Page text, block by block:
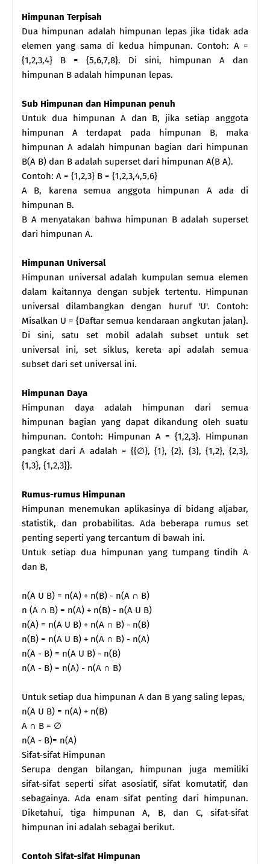
Himpunan Terpisah
Dua himpunan adalah himpunan lepas jika tidak ada
elemen yang sama di kedua himpunan. Contoh: A =
{1,2,3,4} B = {5,6,7,8}. Di sini, himpunan A dan
himpunan B adalah himpunan lepas.
Sub Himpunan dan Himpunan penuh
Untuk dua himpunan A dan B, jika setiap anggota
himpunan A terdapat pada himpunan B, maka
himpunan A adalah himpunan bagian dari himpunan
B(A B) dan B adalah superset dari himpunan A(B A).
Contoh: A = {1,2,3} B = {1,2,3,4,5,6}
A B, karena semua anggota himpunan A ada di
himpunan B.
B A menyatakan bahwa himpunan B adalah superset
dari himpunan A.
Himpunan Universal
Himpunan universal adalah kumpulan semua elemen
dalam kaitannya dengan subjek tertentu. Himpunan
universal dilambangkan dengan huruf 'U'. Contoh:
Misalkan U = {Daftar semua kendaraan angkutan jalan}.
Di sini, satu set mobil adalah subset untuk set
universal ini, set siklus, kereta api adalah semua
subset dari set universal ini.
Himpunan Daya
Himpunan daya adalah himpunan dari semua
himpunan bagian yang dapat dikandung oleh suatu
himpunan. Contoh: Himpunan A = {1,2,3}. Himpunan
pangkat dari A adalah = {{∅}, {1}, {2}, {3}, {1,2}, {2,3},
{1,3}, {1,2,3}}.
Rumus-rumus Himpunan
Himpunan menemukan aplikasinya di bidang aljabar,
statistik, dan probabilitas. Ada beberapa rumus set
penting seperti yang tercantum di bawah ini.
Untuk setiap dua himpunan yang tumpang tindih A
dan B,
n(A U B) = n(A) + n(B) - n(A ∩ B)
n (A ∩ B) = n(A) + n(B) - n(A U B)
n(A) = n(A U B) + n(A ∩ B) - n(B)
n(B) = n(A U B) + n(A ∩ B) - n(A)
n(A - B) = n(A U B) - n(B)
n(A - B) = n(A) - n(A ∩ B)
Untuk setiap dua himpunan A dan B yang saling lepas,
n(A U B) = n(A) + n(B)
A ∩ B = ∅
n(A - B)= n(A)
Sifat-sifat Himpunan
Serupa dengan bilangan, himpunan juga memiliki
sifat-sifat seperti sifat asosiatif, sifat komutatif, dan
sebagainya. Ada enam sifat penting dari himpunan.
Diketahui, tiga himpunan A, B, dan C, sifat-sifat
himpunan ini adalah sebagai berikut.
Contoh Sifat-sifat Himpunan